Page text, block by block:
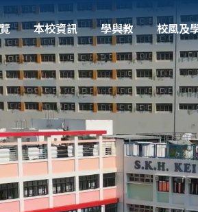
本校資訊 學與教 校風及